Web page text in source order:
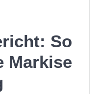
So
Markise